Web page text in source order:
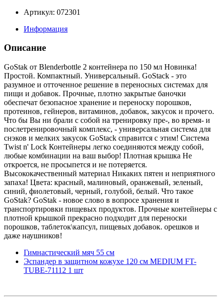
Артикул: 072301
Информация
Описание
GoStak от Blenderbottle 2 контейнера по 150 мл Новинка!
Простой. Компактный. Универсальный. GoStack - это
разумное и отточенное решение в переносных системах для
пищи и добавок. Прочные, плотно закрытые баночки
обеспечат безопасное хранение и переноску порошков,
протеинов, гейнеров, витаминов, добавок, закусок и прочего.
Что бы Вы ни брали с собой на тренировку пре-, во время- и
послетренировочный комплекс, - универсальная система для
снэков и мелких закусок GoStack справится с этим! Система
Twist n' Lock Контейнеры легко соединяются между собой,
любые комбинации на ваш выбор! Плотная крышка Не
откроется, не просыпется и не потеряется.
Высококачественный материал Никаких пятен и неприятного
запаха! Цвета: красный, малиновый, оранжевый, зеленый,
синий, фиолетовый, черный, голубой, белый. Что такое
GoStak? GoStak - новое слово в вопросе хранения и
транспортировки пищевых продуктов. Прочные контейнеры с
плотной крышкой прекрасно подходит для переноски
порошков, таблеток\капсул, пищевых добавок. орешков и
даже наушников!
Гимнастический мяч 55 см
Эспандер в защитном кожухе 120 см MEDIUM FT-
TUBE-71112 1 шт